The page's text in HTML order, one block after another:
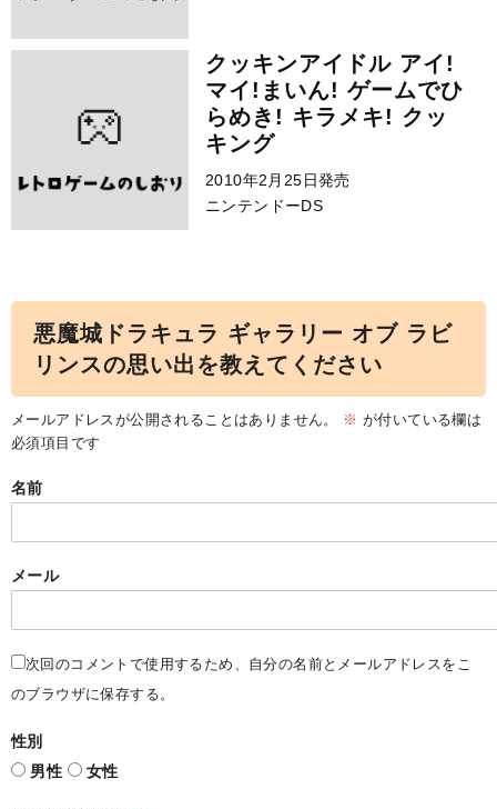
クッキンアイドル アイ!
マイ!まいん! ゲームでひ
らめき! キラメキ! クッ
キング
2010年2月25日発売
ニンテンドーDS
悪魔城ドラキュラ ギャラリー オブ ラビ
リンスの思い出を教えてください
メールアドレスが公開されることはありません。 ※ が付いている欄は
必須項目です
名前
メール
次回のコメントで使用するため、自分の名前とメールアドレスをこ
のブラウザに保存する。
性別
男性
女性